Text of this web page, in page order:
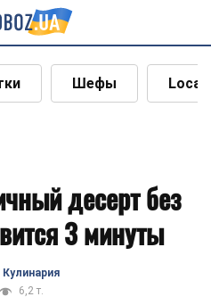
Шефы Local
десерт без
3 минуты
Кулинария
6,2 т.